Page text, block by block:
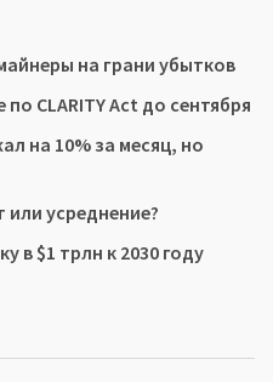
на грани убытков
CLARITY Act до сентября
на 10% за месяц, но
или усреднение?
в $1 трлн к 2030 году